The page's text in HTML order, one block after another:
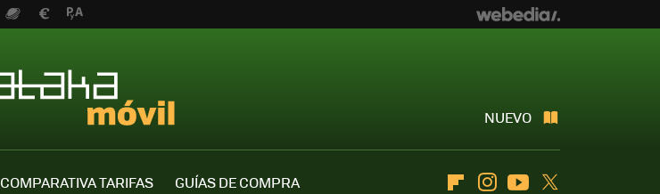
NUEVO
COMPARATIVA TARIFAS
GUÍAS DE COMPRA
FlipboardInstagramYoutube